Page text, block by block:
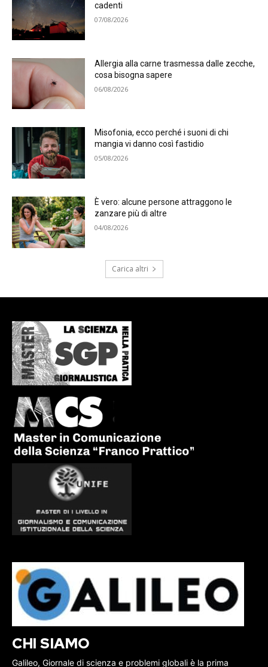
cadenti
07/08/2026
Allergia alla carne trasmessa dalle zecche,
cosa bisogna sapere
06/08/2026
Misofonia, ecco perché i suoni di chi
mangia vi danno così fastidio
05/08/2026
È vero: alcune persone attraggono le
zanzare più di altre
04/08/2026
Carica altri
CHI SIAMO
Galileo, Giornale di scienza e problemi globali è la prima